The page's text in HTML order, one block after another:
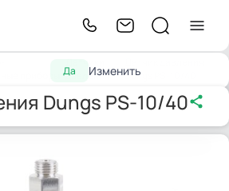
Да Изменить
приборы
давления
Dungs PS-10/40
Dungs PS-10/40